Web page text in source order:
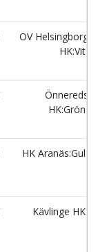
OV Helsingborg
HK:Vit
Önnereds
HK:Grön
HK Aranäs:Gul
Kävlinge HK